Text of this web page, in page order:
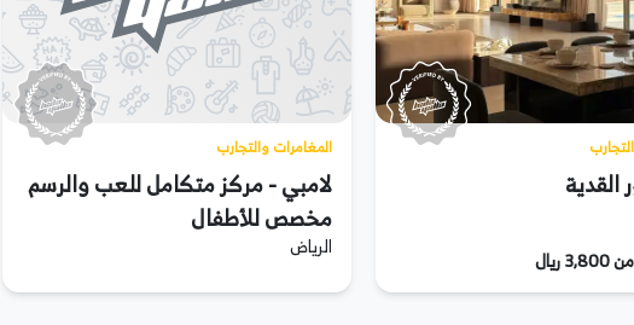
مسموح به هو 3 أشخاص
القدية
المغامرات والتجارب
لامبي - مركز متكامل للعب والرسم
مخصص للأطفال
الرياض